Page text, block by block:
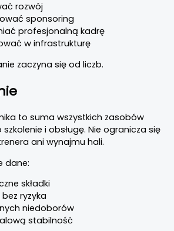
rozwój
sponsoring
profesjonalną kadrę
w infrastrukturę
zaczyna się od liczb.
to suma wszystkich zasobów
i obsługę. Nie ogranicza się
ani wynajmu hali.
dane:
składki
ryzyka
niedoborów
stabilność